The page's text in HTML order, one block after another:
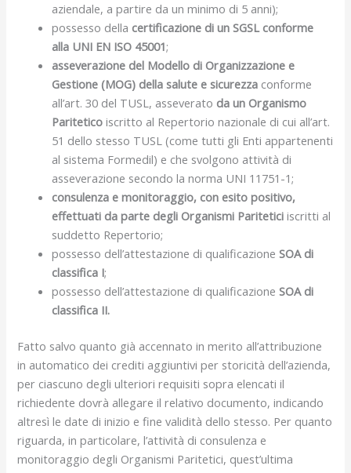
aziendale, a partire da un minimo di 5 anni);
possesso della certificazione di un SGSL conforme
alla UNI EN ISO 45001;
asseverazione del Modello di Organizzazione e
Gestione (MOG) della salute e sicurezza conforme
all’art. 30 del TUSL, asseverato da un Organismo
Paritetico iscritto al Repertorio nazionale di cui all’art.
51 dello stesso TUSL (come tutti gli Enti appartenenti
al sistema Formedil) e che svolgono attività di
asseverazione secondo la norma UNI 11751-1;
consulenza e monitoraggio, con esito positivo,
effettuati da parte degli Organismi Paritetici iscritti al
suddetto Repertorio;
possesso dell’attestazione di qualificazione SOA di
classifica I;
possesso dell’attestazione di qualificazione SOA di
classifica II.
Fatto salvo quanto già accennato in merito all’attribuzione
in automatico dei crediti aggiuntivi per storicità dell’azienda,
per ciascuno degli ulteriori requisiti sopra elencati il
richiedente dovrà allegare il relativo documento, indicando
altresì le date di inizio e fine validità dello stesso. Per quanto
riguarda, in particolare, l’attività di consulenza e
monitoraggio degli Organismi Paritetici, quest’ultima